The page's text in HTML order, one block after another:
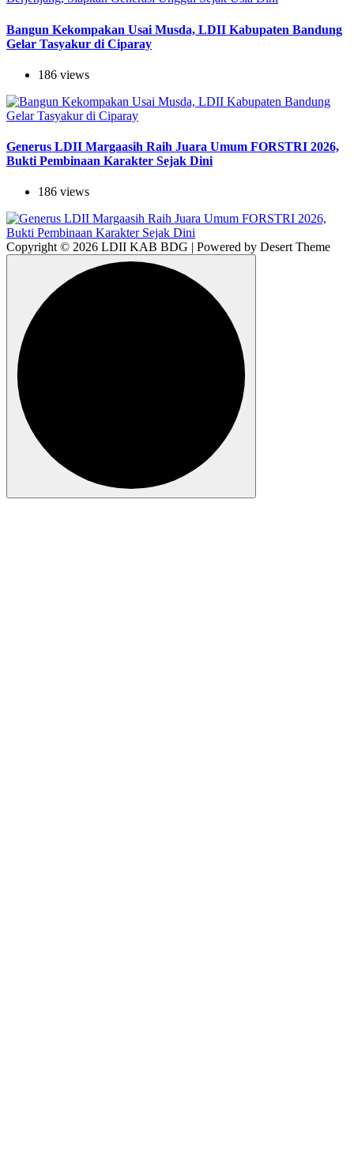
Bangun Kekompakan Usai Musda, LDII Kabupaten Bandung
Gelar Tasyakur di Ciparay
186 views
Generus LDII Margaasih Raih Juara Umum FORSTRI 2026,
Bukti Pembinaan Karakter Sejak Dini
186 views
Copyright © 2026 LDII KAB BDG | Powered by Desert Theme